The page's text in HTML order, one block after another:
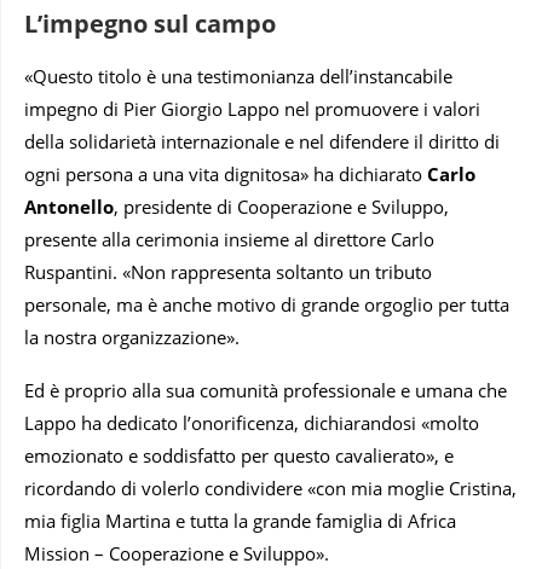
L’impegno sul campo
«Questo titolo è una testimonianza dell’instancabile
impegno di Pier Giorgio Lappo nel promuovere i valori
della solidarietà internazionale e nel difendere il diritto di
ogni persona a una vita dignitosa» ha dichiarato Carlo
Antonello, presidente di Cooperazione e Sviluppo,
presente alla cerimonia insieme al direttore Carlo
Ruspantini. «Non rappresenta soltanto un tributo
personale, ma è anche motivo di grande orgoglio per tutta
la nostra organizzazione».
Ed è proprio alla sua comunità professionale e umana che
Lappo ha dedicato l’onorificenza, dichiarandosi «molto
emozionato e soddisfatto per questo cavalierato», e
ricordando di volerlo condividere «con mia moglie Cristina,
mia figlia Martina e tutta la grande famiglia di Africa
Mission – Cooperazione e Sviluppo».